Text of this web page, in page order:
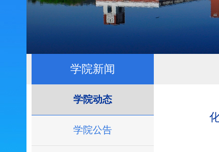
学院新闻
学院动态
学院公告